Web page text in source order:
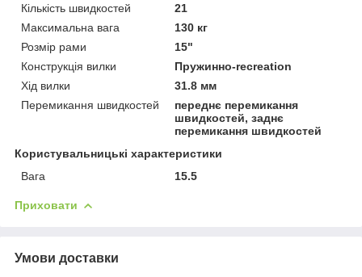
Кількість швидкостей
21
Максимальна вага
130 кг
Розмір рами
15"
Конструкція вилки
Пружинно-recreation
Хід вилки
31.8 мм
Перемикання швидкостей
переднє перемикання
швидкостей, заднє
перемикання швидкостей
Користувальницькі характеристики
Вага
15.5
Приховати
Умови доставки